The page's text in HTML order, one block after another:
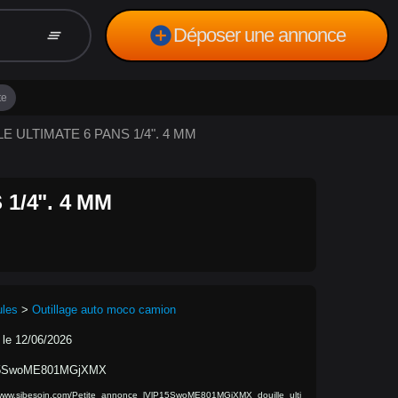
clear_all add_circleDéposer une annonce
ULTIMATE 6 PANS 1/4". 4 MM
1/4". 4 MM
> Outillage auto moco camion
le 12/06/2026
Petite_annonce_lVlP15SwoME801MGjXMX_douille_ulti